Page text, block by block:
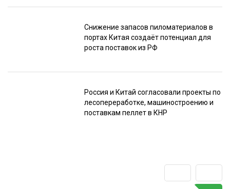
Снижение запасов пиломатериалов в
портах Китая создаёт потенциал для
роста поставок из РФ
Россия и Китай согласовали проекты по
лесопереработке, машиностроению и
поставкам пеллет в КНР